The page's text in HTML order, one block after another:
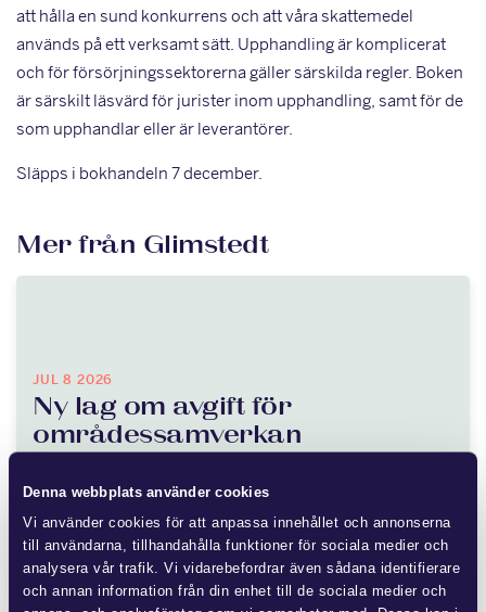
Denna webbplats använder cookies
Vi använder cookies för att anpassa innehållet och annonserna
till användarna, tillhandahålla funktioner för sociala medier och
analysera vår trafik. Vi vidarebefordrar även sådana identifierare
och annan information från din enhet till de sociala medier och
att hålla en sund konkurrens och att våra skattemedel
används på ett verksamt sätt. Upphandling är komplicerat
och för försörjningssektorerna gäller särskilda regler. Boken
är särskilt läsvärd för jurister inom upphandling, samt för de
som upphandlar eller är leverantörer.
Släpps i bokhandeln 7 december.
Mer från Glimstedt
JUL 8 2026
Ny lag om avgift för
områdessamverkan
Flera fastighetsägare vidtar åtgärder för att förbättra
området kring fastigheten, vilket medför kostnader. Andra
fastighetsägare har kunnat dra nytta…